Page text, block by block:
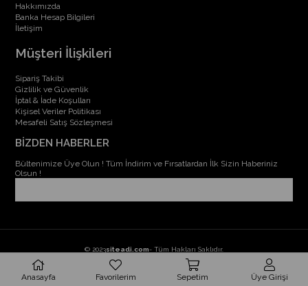
Hakkımızda
Banka Hesap Bilgileri
İletişim
Müşteri İlişkileri
Sipariş Takibi
Gizlilik ve Güvenlik
İptal & İade Koşulları
Kişisel Veriler Politikası
Mesafeli Satış Sözleşmesi
BİZDEN HABERLER
Bültenimize Üye Olun ! Tüm İndirim ve Fırsatlardan İlk Sizin Haberiniz
Olsun !
© 2023siteadi.com- Tüm Hakları Saklıdır.
Anasayfa Favorilerim Sepetim Üye Girişi